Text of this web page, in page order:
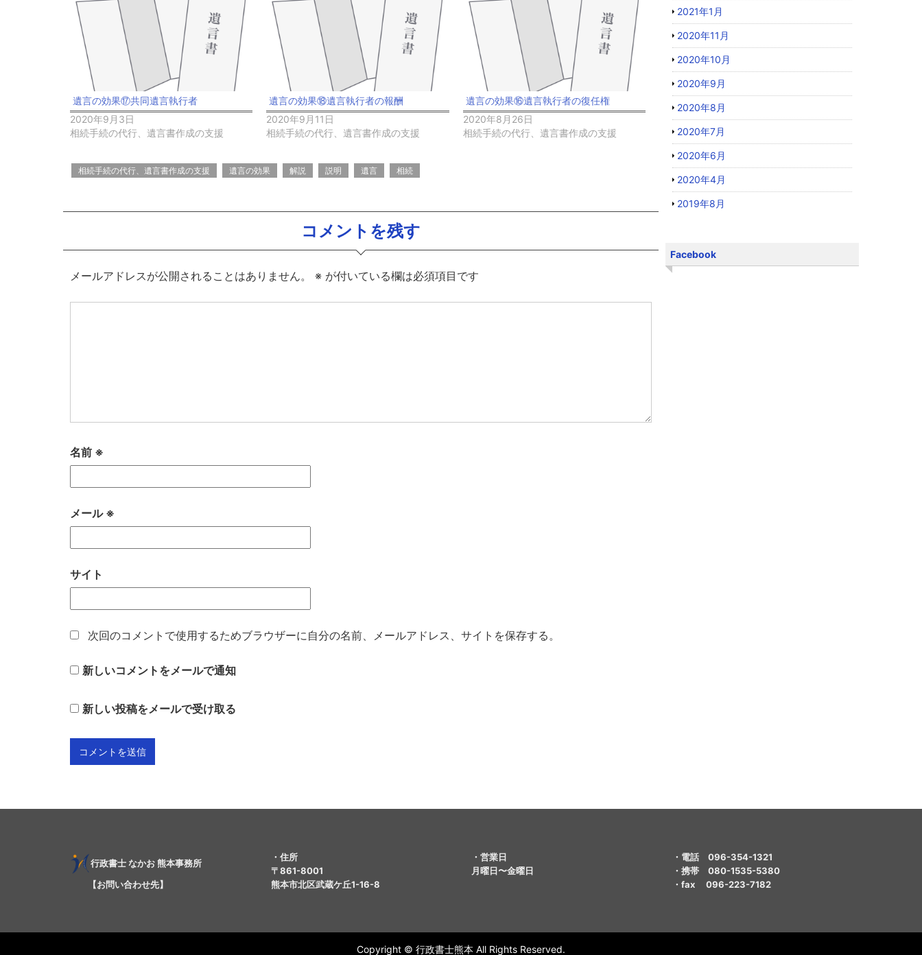
遺言の効果⑰共同遺言執行者
2020年9月3日
相続手続の代行、遺言書作成の支援
遺言の効果⑱遺言執行者の報酬
2020年9月11日
相続手続の代行、遺言書作成の支援
遺言の効果⑯遺言執行者の復任権
2020年8月26日
相続手続の代行、遺言書作成の支援
相続手続の代行、遺言書作成の支援 遺言の効果 解説 説明 遺言 相続
コメントを残す
メールアドレスが公開されることはありません。 ※ が付いている欄は必須項目です
名前 ※
メール ※
サイト
次回のコメントで使用するためブラウザーに自分の名前、メールアドレス、サイトを保存する。
新しいコメントをメールで通知
新しい投稿をメールで受け取る
2021年1月
2020年11月
2020年10月
2020年9月
2020年8月
2020年7月
2020年6月
2020年4月
2019年8月
Facebook
行政書士なかお 熊本事務所
【お問い合わせ先】
・住所
〒861-8001
熊本市北区武蔵ケ丘1-16-8
・営業日
月曜日〜金曜日
・電話 096-354-1321
・携帯 080-1535-5380
・fax 096-223-7182
Copyright © 行政書士熊本 All Rights Reserved.